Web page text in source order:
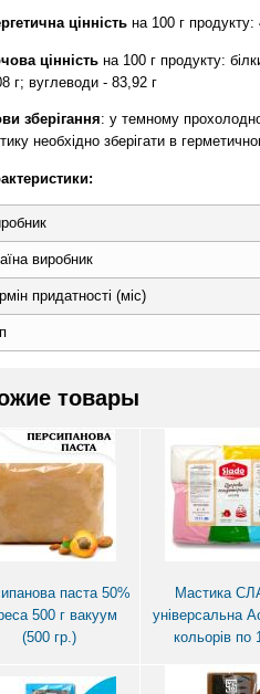
цінність на 100 г продукту:
цінність на 100 г продукту:
г; вуглеводи - 83,92 г
зберігання: у темному
необхідно зберігати в
виробник
придатності (міс)
товары
паста 50%
500 г вакуум
(500 гр.)
Мастика
універсальна
кольорів по